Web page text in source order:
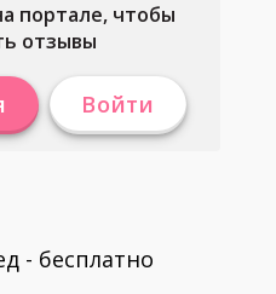
портале, чтобы
отзывы
Войти
- бесплатно